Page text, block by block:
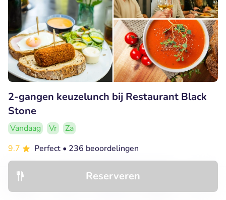
Reserveren
2-gangen keuzelunch bij Restaurant Black
Stone
Vandaag Vr
Za
9.7
Perfect • 236 beoordelingen
Restaurant Black Stone
Someren (15km)